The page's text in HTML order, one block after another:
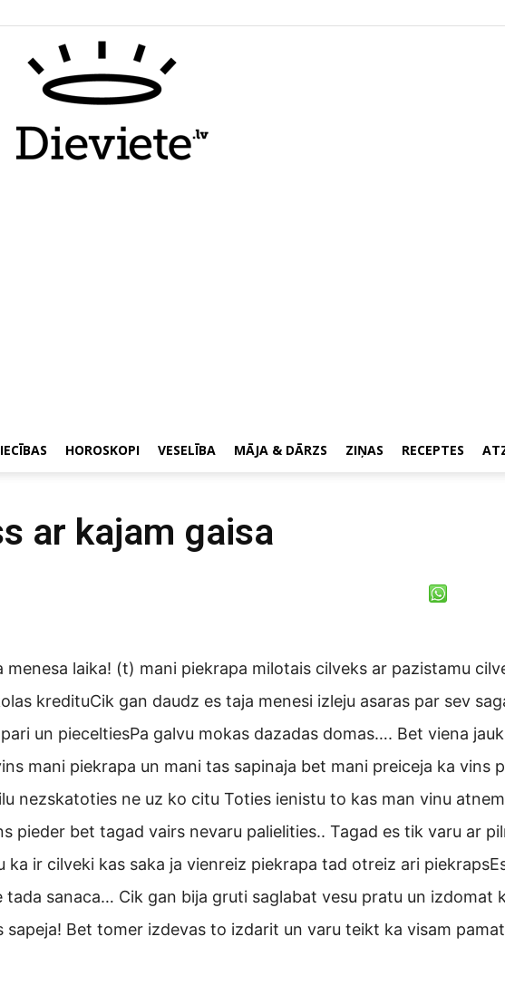
HOROSKOPI VESELĪBA MĀJA & DĀRZS ZIŅAS RECEPTES
ar kajam gaisa
laika! (t) mani piekrapa milotais cilveks ar pazistamu
kredituCik gan daudz es taja menesi izleju asaras par sev
un pieceltiesPa galvu mokas dazadas domas…. Bet viena
mani piekrapa un mani tas sapinaja bet mani preiceja ka vins
nezskatoties ne uz ko citu Toties ienistu to kas man vinu
pieder bet tagad vairs nevaru palielities.. Tagad es tik varu ar
ir cilveki kas saka ja vienreiz piekrapa tad otreiz ari
sanaca… Cik gan bija gruti saglabat vesu pratu un izdomat
Bet tomer izdevas to izdarit un varu teikt ka visam